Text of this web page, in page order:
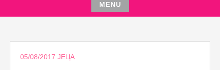
MENU
Skip
content
05/08/2017 ЈЕЦА